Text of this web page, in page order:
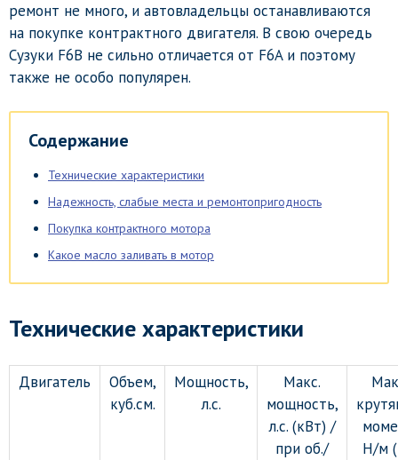
ремонт не много, и автовладельцы останавливаются
на покупке контрактного двигателя. В свою очередь
Сузуки F6B не сильно отличается от F6A и поэтому
также не особо популярен.
Содержание
Технические характеристики
Надежность, слабые места и ремонтопригодность
Покупка контрактного мотора
Какое масло заливать в мотор
Технические характеристики
Двигатель
Объем,
куб.см.
Мощность,
л.с.
Макс.
мощность,
л.с. (кВт) /
при об./
Н/м